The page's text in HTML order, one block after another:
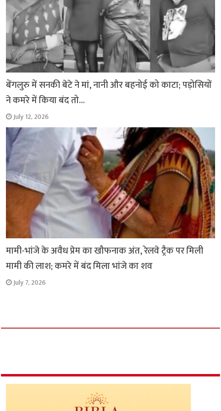
बेंगलुरु में सनकी बेटे ने मां, नानी और बहनोई को काटा; पड़ोसियों
ने कमरे में किया बंद तो…
July 12, 2026
मामी-भांजे के अवैध प्रेम का खौफनाक अंत, रेलवे ट्रैक पर मिली
मामी की लाश; कमरे में बंद मिला भांजे का शव
July 7, 2026